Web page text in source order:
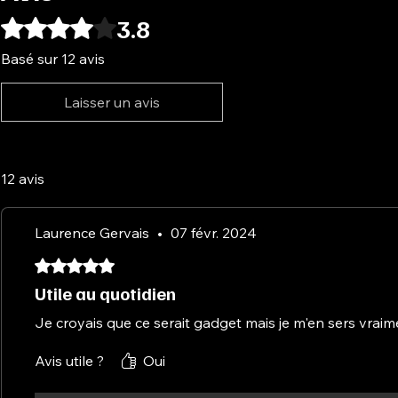
Noté 3,8 sur 5. 3.8
Basé sur 12 avis
Laisser un avis
12 avis
Laurence Gervais • 07 févr. 2024
Noté 5 sur 5.
Utile au quotidien
Je croyais que ce serait gadget mais je m'en sers
Avis utile ? Oui